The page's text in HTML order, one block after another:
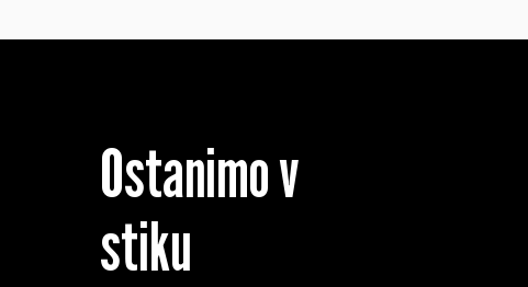
Ostanimo v
stiku